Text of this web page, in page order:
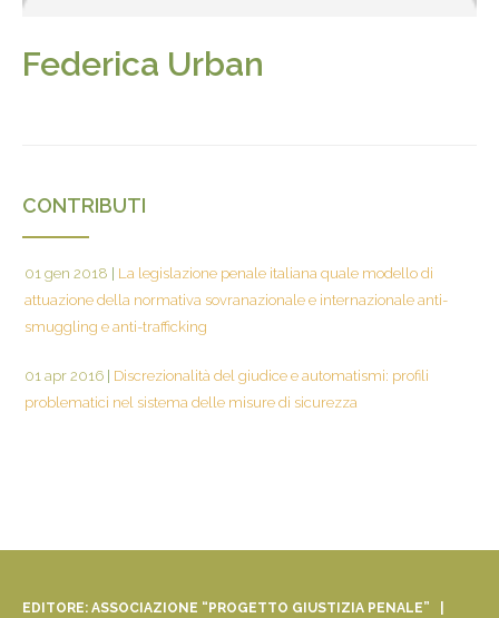
Federica Urban
CONTRIBUTI
01 gen 2018
La legislazione penale italiana quale modello di
attuazione della normativa sovranazionale e internazionale anti-
smuggling e anti-trafficking
01 apr 2016
Discrezionalità del giudice e automatismi: profili
problematici nel sistema delle misure di sicurezza
EDITORE: ASSOCIAZIONE “PROGETTO GIUSTIZIA PENALE” |